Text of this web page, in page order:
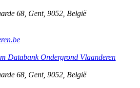
68 Gent, 9052 België
Databank Ondergrond Vlaanderen
68 Gent, 9052 België